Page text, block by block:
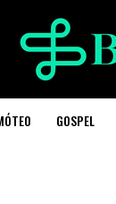
GOSPEL